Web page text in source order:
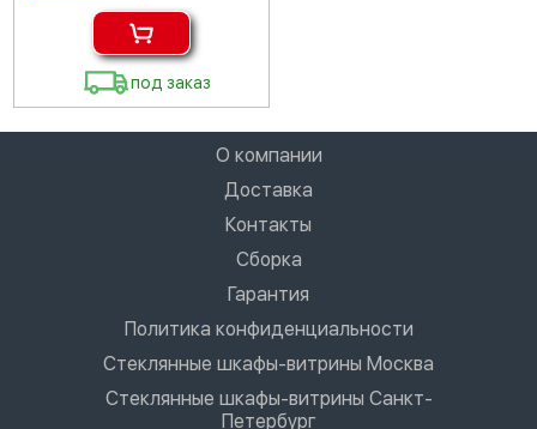
под заказ
О компании
Доставка
Контакты
Сборка
Гарантия
Политика конфиденциальности
Стеклянные шкафы-витрины Москва
Стеклянные шкафы-витрины Санкт-
Петербург